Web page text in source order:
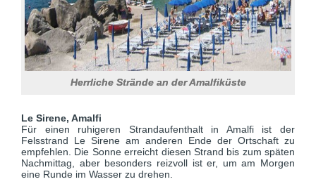
Herrliche Strände an der Amalfiküste
Le Sirene, Amalfi
Für einen ruhigeren Strandaufenthalt in Amalfi ist der
Felsstrand Le Sirene am anderen Ende der Ortschaft zu
empfehlen. Die Sonne erreicht diesen Strand bis zum späten
Nachmittag, aber besonders reizvoll ist er, um am Morgen
eine Runde im Wasser zu drehen.